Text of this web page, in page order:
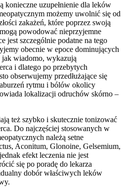
konieczne uzupełnienie dla leków
możemy uwolnić się od
zakażeń, które poprzez swoją
powodować nieprzyjemne
jest szczególnie podatne na tego
obecnie w epoce dominujących
wiadomo, wykazują
i dlatego po przebytych
obserwujemy przedłużające się
rytmu i bólów okolicy
lokalizacji odruchów skórno –
też szybko i skutecznie tonizować
Do najczęściej stosowanych w
należą setne
Aconitum, Glonoine, Gelsemium,
efekt leczenia nie jest
się po poradę do lekarza
dobór właściwych leków